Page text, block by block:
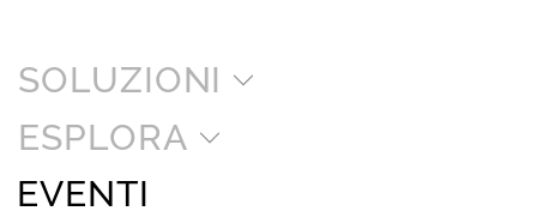
SOLUZIONI
ESPLORA
EVENTI